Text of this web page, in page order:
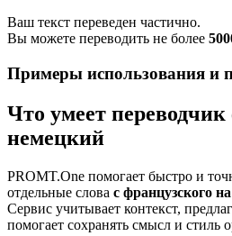
Ваш текст переведен частично.
Вы можете переводить не более
Примеры использования и
Что умеет
немецкий
PROMT.One помогает быстро и
отдельные слова с французского
Сервис учитывает контекст,
помогает сохранять смысл и стиль